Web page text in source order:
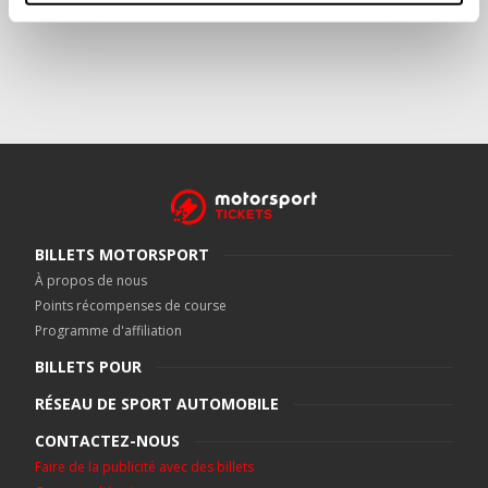
BILLETS MOTORSPORT
À propos de nous
Points récompenses de course
Programme d'affiliation
BILLETS POUR
RÉSEAU DE SPORT AUTOMOBILE
CONTACTEZ-NOUS
Faire de la publicité avec des billets